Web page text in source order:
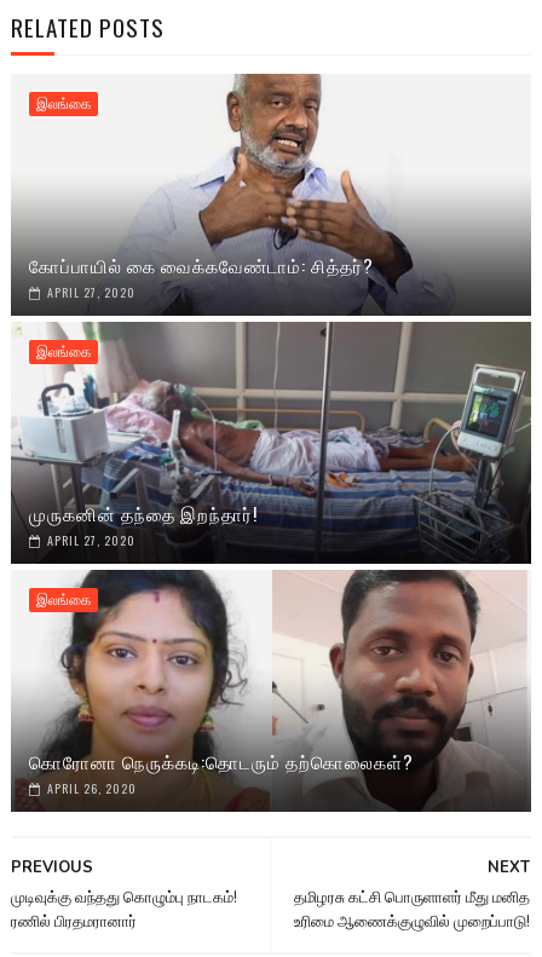
RELATED POSTS
இலங்கை
கோப்பாயில் கை வைக்கவேண்டாம்: சித்தர்?
APRIL 27, 2020
இலங்கை
முருகனின் தந்தை இறந்தார்!
APRIL 27, 2020
இலங்கை
கொரோனா நெருக்கடி:தொடரும் தற்கொலைகள்?
APRIL 26, 2020
NEXT
தமிழரசு கட்சி பொருளாளர் மீது மனித
உரிமை ஆணைக்குழுவில் முறைப்பாடு!
PREVIOUS
முடிவுக்கு வந்தது கொழும்பு நாடகம்!
ரணில் பிரதமரானார்